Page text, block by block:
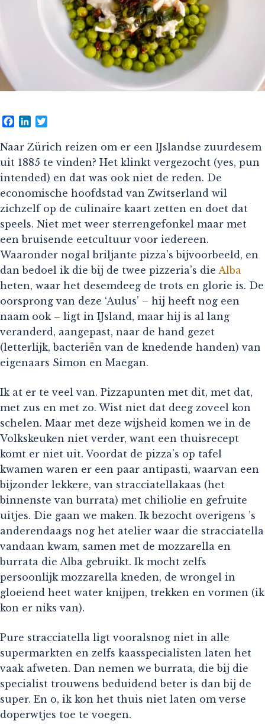
Facebook
LinkedIn
Naar Zürich reizen om er een IJslandse zuurdesem
uit 1885 te vinden? Het klinkt vergezocht (yes, pun
intended) en dat was ook niet de reden. De
economische hoofdstad van Zwitserland wil
zichzelf op de culinaire kaart zetten en doet dat
speels. Niet met weer sterrengefonkel maar met
een bruisende eetcultuur voor iedereen.
Waaronder nogal briljante pizza’s bijvoorbeeld, en
dan bedoel ik die bij de twee pizzeria’s die Alba
heten, waar het desemdeeg de trots en glorie is. De
oorsprong van deze ‘Aulus’ – hij heeft nog een
naam ook – ligt in IJsland, maar hij is al lang
veranderd, aangepast, naar de hand gezet
(letterlijk, bacteriën van de knedende handen) van
eigenaars Simon en Maegan.
Ik at er te veel van. Pizzapunten met dit, met dat,
met zus en met zo. Wist niet dat deeg zoveel kon
schelen. Maar met deze wijsheid komen we in de
Volkskeuken niet verder, want een thuisrecept
komt er niet uit. Voordat de pizza’s op tafel
kwamen waren er een paar antipasti, waarvan een
bijzonder lekkere, van stracciatellakaas (het
binnenste van burrata) met chiliolie en gefruite
uitjes. Die gaan we maken. Ik bezocht overigens ’s
anderendaags nog het atelier waar die stracciatella
vandaan kwam, samen met de mozzarella en
burrata die Alba gebruikt. Ik mocht zelfs
persoonlijk mozzarella kneden, de wrongel in
gloeiend heet water knijpen, trekken en vormen (ik
kon er niks van).
Pure stracciatella ligt vooralsnog niet in alle
supermarkten en zelfs kaasspecialisten laten het
vaak afweten. Dan nemen we burrata, die bij die
specialist trouwens beduidend beter is dan bij de
super. En o, ik kon het thuis niet laten om verse
doperwtjes toe te voegen.